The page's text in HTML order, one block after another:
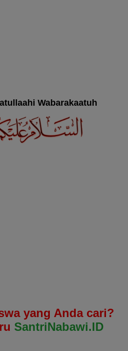
Wabarakaatuh
yang Anda cari?
SantriNabawi.ID